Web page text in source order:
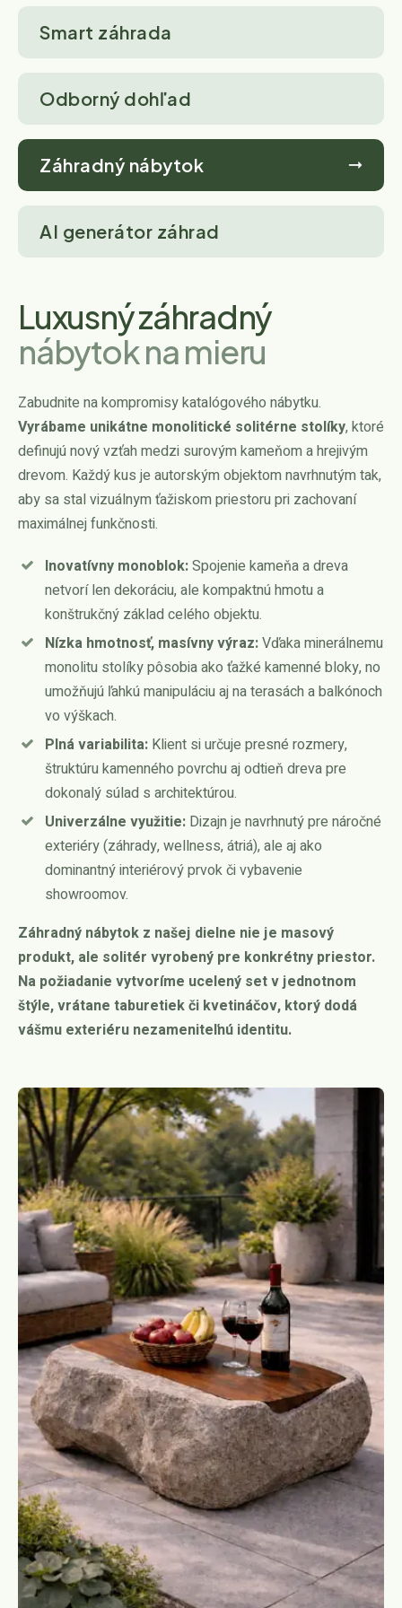
Smart záhrada
Odborný dohľad
Záhradný nábytok
AI generátor záhrad
Luxusný záhradný
nábytok na mieru
Zabudnite na kompromisy katalógového nábytku.
Vyrábame unikátne monolitické solitérne stolíky, ktoré
definujú nový vzťah medzi surovým kameňom a hrejivým
drevom. Každý kus je autorským objektom navrhnutým tak,
aby sa stal vizuálnym ťažiskom priestoru pri zachovaní
maximálnej funkčnosti.
Inovatívny monoblok:Spojenie kameňa a dreva
netvorí len dekoráciu, ale kompaktnú hmotu a
konštrukčný základ celého objektu.
Nízka hmotnosť, masívny výraz:Vďaka minerálnemu
monolitu stolíky pôsobia ako ťažké kamenné bloky, no
umožňujú ľahkú manipuláciu aj na terasách a balkónoch
vo výškach.
Plná variabilita: Klient si určuje presné rozmery,
štruktúru kamenného povrchu aj odtieň dreva pre
dokonalý súlad s architektúrou.
Univerzálne využitie: Dizajn je navrhnutý pre náročné
exteriéry (záhrady, wellness, átriá), ale aj ako
dominantný interiérový prvok či vybavenie
showroomov.
Záhradný nábytok z našej dielne nie je masový
produkt, ale solitér vyrobený pre konkrétny priestor.
Na požiadanie vytvoríme ucelený set v jednotnom
štýle, vrátane taburetiek či kvetináčov, ktorý dodá
vášmu exteriéru nezameniteľnú identitu.